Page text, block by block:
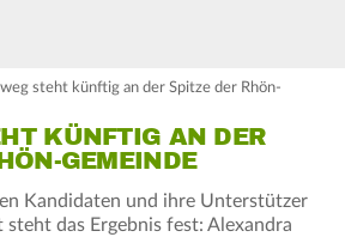
steht künftig an der Spitze der Rhön-
KÜNFTIG AN DER
GEMEINDE
Kandidaten und ihre Unterstützer
steht das Ergebnis fest: Alexandra